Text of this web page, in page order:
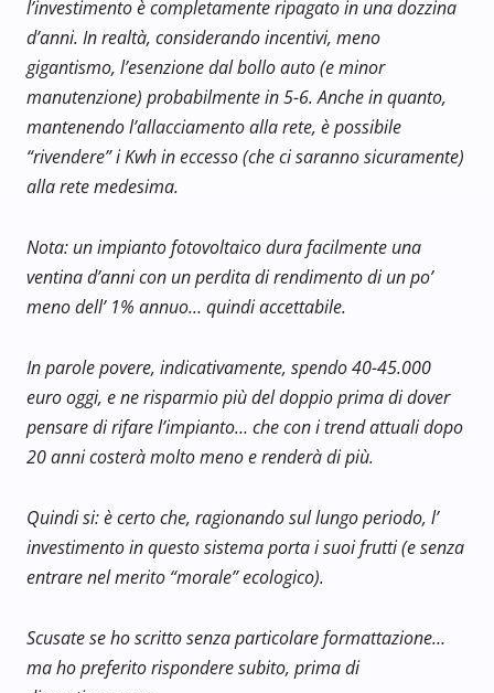
l’investimento è completamente ripagato in una dozzina
d’anni. In realtà, considerando incentivi, meno
gigantismo, l’esenzione dal bollo auto (e minor
manutenzione) probabilmente in 5-6. Anche in quanto,
mantenendo l’allacciamento alla rete, è possibile
“rivendere” i Kwh in eccesso (che ci saranno sicuramente)
alla rete medesima.
Nota: un impianto fotovoltaico dura facilmente una
ventina d’anni con un perdita di rendimento di un po’
meno dell’ 1% annuo… quindi accettabile.
In parole povere, indicativamente, spendo 40-45.000
euro oggi, e ne risparmio più del doppio prima di dover
pensare di rifare l’impianto… che con i trend attuali dopo
20 anni costerà molto meno e renderà di più.
Quindi si: è certo che, ragionando sul lungo periodo, l’
investimento in questo sistema porta i suoi frutti (e senza
entrare nel merito “morale” ecologico).
Scusate se ho scritto senza particolare formattazione…
ma ho preferito rispondere subito, prima di